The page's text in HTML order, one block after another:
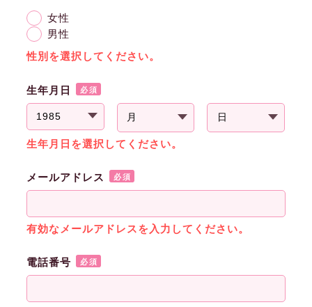
女性
男性
性別を選択してください。
生年月日 必須
生年月日を選択してください。
メールアドレス 必須
有効なメールアドレスを入力してください。
電話番号 必須